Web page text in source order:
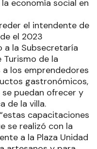
economía social en
el intendente de
el 2023
a la Subsecretaría
Turismo de la
los emprendedores
gastronómicos,
puedan ofrecer y
de la villa.
capacitaciones
se realizó con la
a la Plaza Unidad